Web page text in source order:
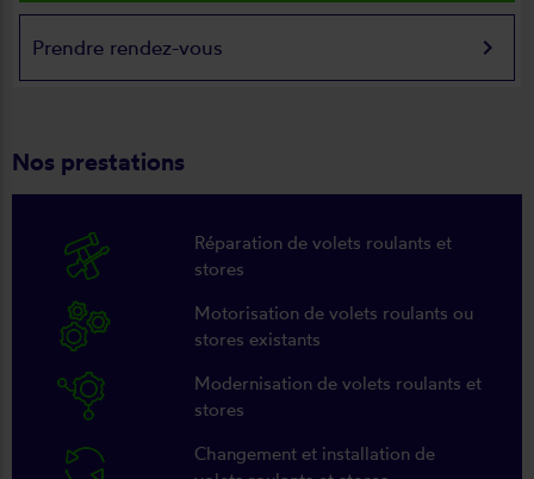
Prendre rendez-vous keyboard_arrow_right
Nos prestations
Réparation de volets roulants et
stores
Motorisation de volets roulants ou
stores existants
Modernisation de volets roulants et
stores
Changement et installation de